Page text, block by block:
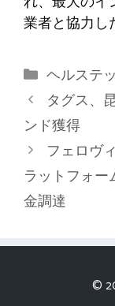
業者と協力し
カ
テ
ゴ
リ
ー
ヘルステ
タグス、
ンド獲得
フェロヴ
ラットフォー
金調達
©